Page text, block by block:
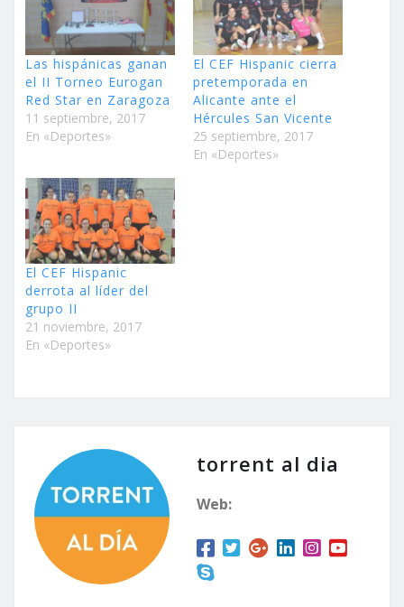
Las hispánicas ganan
el II Torneo Eurogan
Red Star en Zaragoza
11 septiembre, 2017
En «Deportes»
El CEF Hispanic cierra
pretemporada en
Alicante ante el
Hércules San Vicente
25 septiembre, 2017
En «Deportes»
El CEF Hispanic
derrota al líder del
grupo II
21 noviembre, 2017
En «Deportes»
torrent al dia
Web: